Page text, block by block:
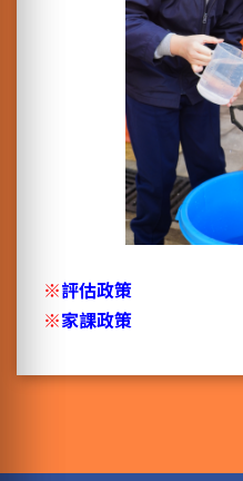
※評估政策
※家課政策